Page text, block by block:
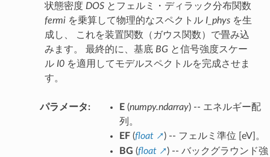
状態密度 DOSとフェルミ・ディラック分布関数
fermiを乗算して物理的なスペクトル I_physを生
成し、 これを装置関数（ガウス関数）で畳み込
みます。 最終的に、基底 BGと信号強度スケー
ル I0を適用してモデルスペクトルを完成させま
す。
パラメータ: E(numpy.ndarray) -- エネルギー配
列。
EF(float
) -- フェルミ準位 [eV]。
BG (float
) -- バックグラウンド強